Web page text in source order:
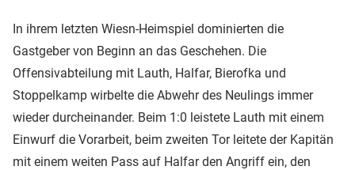
In ihrem letzten Wiesn-Heimspiel dominierten die
Gastgeber von Beginn an das Geschehen. Die
Offensivabteilung mit Lauth, Halfar, Bierofka und
Stoppelkamp wirbelte die Abwehr des Neulings immer
wieder durcheinander. Beim 1:0 leistete Lauth mit einem
Einwurf die Vorarbeit, beim zweiten Tor leitete der Kapitän
mit einem weiten Pass auf Halfar den Angriff ein, den